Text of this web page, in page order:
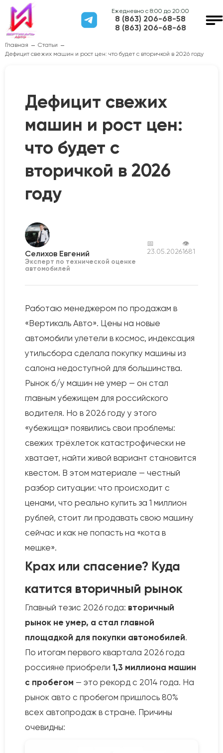
Ежедневно с 8:00 до 20:00
8 (863) 206-68-58
8 (863) 206-68-68
Главная
Статьи
Дефицит свежих машин и рост цен: что будет с вторичкой в 2026 году
Дефицит свежих
машин и рост цен:
что будет с
вторичкой в 2026
году
Селихов Евгений
Эксперт по технической оценке
автомобилей
📅
23.05.2026
👁
1681
Работаю менеджером по продажам в
«Вертикаль Авто». Цены на новые
автомобили улетели в космос, индексация
утильсбора сделала покупку машины из
салона недоступной для большинства.
Рынок б/у машин не умер — он стал
главным убежищем для российского
водителя. Но в 2026 году у этого
«убежища» появились свои проблемы:
свежих трёхлеток катастрофически не
хватает, найти живой вариант становится
квестом. В этом материале — честный
разбор ситуации: что происходит с
ценами, что реально купить за 1 миллион
рублей, стоит ли продавать свою машину
сейчас и как не попасть на «кота в
мешке».
Крах или спасение? Куда
катится вторичный рынок
Главный тезис 2026 года: вторичный
рынок не умер, а стал главной
площадкой для покупки автомобилей.
По итогам первого квартала 2026 года
россияне приобрели 1,3 миллиона машин
с пробегом — это рекорд с 2014 года. На
рынок авто с пробегом пришлось 80%
всех автопродаж в стране. Причины
очевидны: